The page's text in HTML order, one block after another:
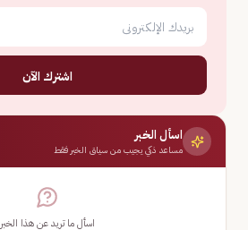
اشترك الآن
اسأل الخبر
مساعد ذكي يجيب من سياق الخبر فقط
اسأل ما تريد عن هذا الخبر